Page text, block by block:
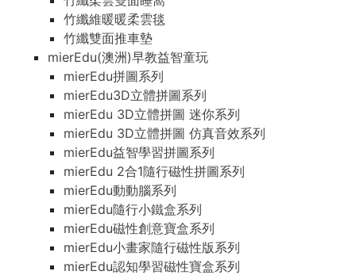
竹纖維暖暖柔雲毯
竹纖雙面推車墊
mierEdu(澳洲)早教益智童玩
mierEdu拼圖系列
mierEdu3D立體拼圖系列
mierEdu 3D立體拼圖 迷你系列
mierEdu 3D立體拼圖 仿真音效系列
mierEdu益智學習拼圖系列
mierEdu 2合1隨行磁性拼圖系列
mierEdu動動腦系列
mierEdu隨行小鐵盒系列
mierEdu磁性創意寶盒系列
mierEdu小畫家隨行磁性版系列
mierEdu認知學習磁性寶盒系列